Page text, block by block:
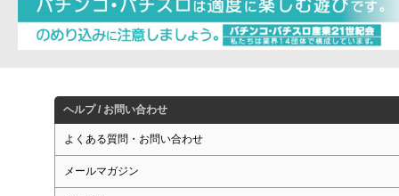
ヘルプ / お問い合わせ
よくある質問・お問い合わせ
メールマガジン